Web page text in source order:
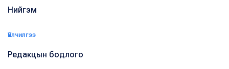
Нийгэм
Үйлчилгээ
Редакцын бодлого